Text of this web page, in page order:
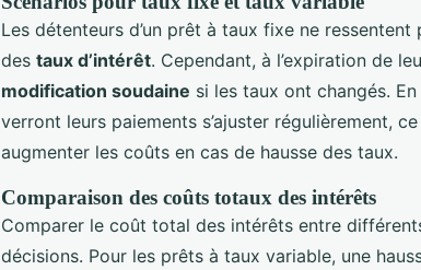
Les détenteurs d’un prêt à taux fixe ne
des taux d’intérêt. Cependant, à l’expiration de
modification soudaine si les taux ont changés.
verront leurs paiements s’ajuster régulièrement,
augmenter les coûts en cas de hausse des taux.
Comparaison des coûts totaux des intérêts
Comparer le coût total des intérêts entre
décisions. Pour les prêts à taux variable, une